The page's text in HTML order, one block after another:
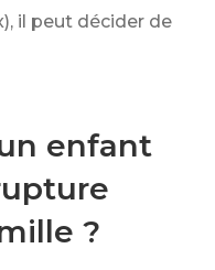
il peut décider de
enfant
?